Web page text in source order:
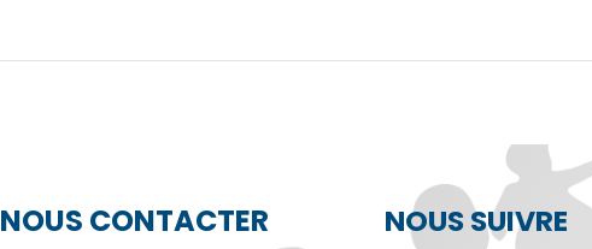
NOUS CONTACTER NOUS SUIVRE